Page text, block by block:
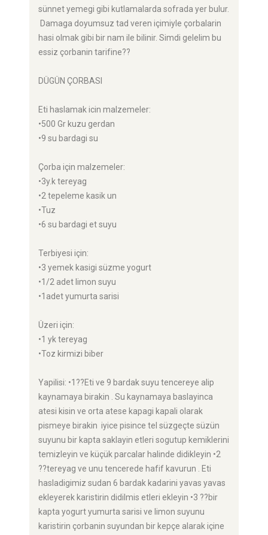
sünnet yemegi gibi kutlamalarda sofrada yer bulur.
Damaga doyumsuz tad veren içimiyle çorbalarin
hasi olmak gibi bir nam ile bilinir. Simdi gelelim bu
essiz çorbanin tarifine??
DÜGÜN ÇORBASI
Eti haslamak icin malzemeler:
•500 Gr kuzu gerdan
•9 su bardagi su
Çorba için malzemeler:
•3y.k tereyag
•2 tepeleme kasik un
•Tuz
•6 su bardagi et suyu
Terbiyesi için:
•3 yemek kasigi süzme yogurt
•1/2 adet limon suyu
•1adet yumurta sarisi
Üzeri için:
•1 yk tereyag
•Toz kirmizi biber
Yapilisi: •1??Eti ve 9 bardak suyu tencereye alip
kaynamaya birakin . Su kaynamaya baslayinca
atesi kisin ve orta atese kapagi kapali olarak
pismeye birakin iyice pisince tel süzgeçte süzün
suyunu bir kapta saklayin etleri sogutup kemiklerini
temizleyin ve küçük parcalar halinde didikleyin •2
??tereyag ve unu tencerede hafif kavurun . Eti
hasladigimiz sudan 6 bardak kadarini yavas yavas
ekleyerek karistirin didilmis etleri ekleyin •3 ??bir
kapta yogurt yumurta sarisi ve limon suyunu
karistirin çorbanin suyundan bir kepçe alarak içine